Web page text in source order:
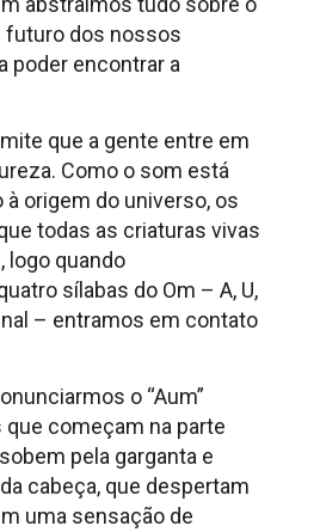
futuro dos nossos
poder encontrar a
que a gente entre em
Como o som está
origem do universo, os
todas as criaturas vivas
logo quando
sílabas do Om – A, U,
– entramos em contato
o “Aum”
começam na parte
pela garganta e
cabeça, que despertam
uma sensação de